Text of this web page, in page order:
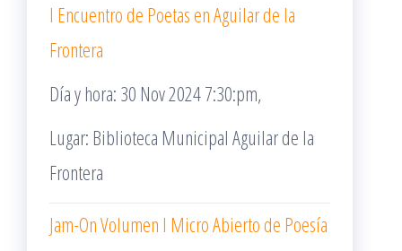
I Encuentro de Poetas en Aguilar de la
Frontera
Día y hora: 30 Nov 2024 7:30:pm,
Lugar: Biblioteca Municipal Aguilar de la
Frontera
Jam-On Volumen I Micro Abierto de Poesía